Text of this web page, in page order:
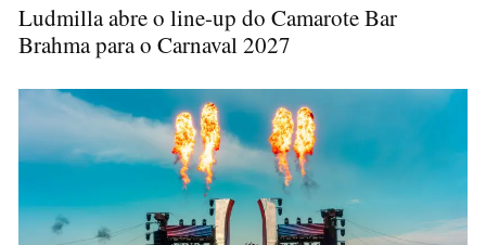
Ludmilla abre o line-up do Camarote Bar
Brahma para o Carnaval 2027